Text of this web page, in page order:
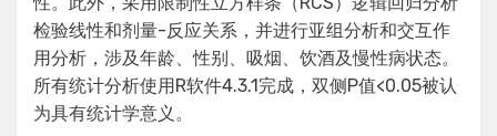
检验线性和剂量-反应关系，并进行亚组分析和交互作
用分析，涉及年龄、性别、吸烟、饮酒及慢性病状态。
所有统计分析使用R软件4.3.1完成，双侧P值<0.05被认
为具有统计学意义。